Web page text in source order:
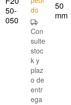
50-
050
do
Con
sulte
stoc
k y
plaz
o de
entr
ega
50
mm